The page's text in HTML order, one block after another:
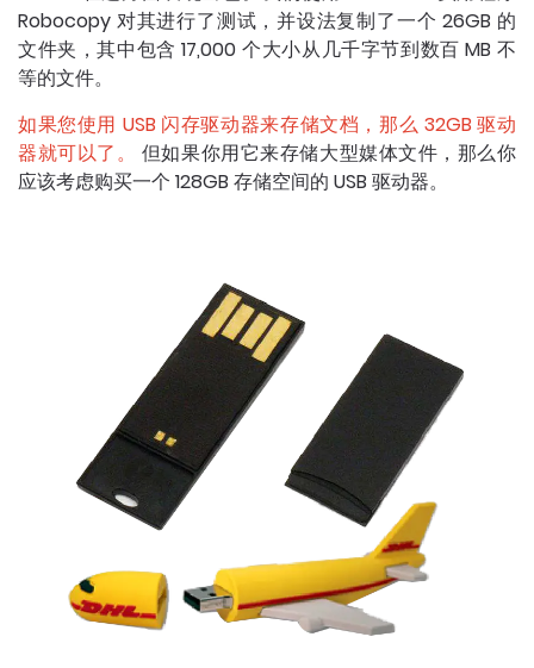
Robocopy 对其进行了测试，并设法复制了一个 26GB 的
文件夹，其中包含 17,000 个大小从几千字节到数百 MB 不
等的文件。
如果您使用 USB 闪存驱动器来存储文档，那么 32GB 驱动
器就可以了。 但如果你用它来存储大型媒体文件，那么你
应该考虑购买一个 128GB 存储空间的 USB 驱动器。